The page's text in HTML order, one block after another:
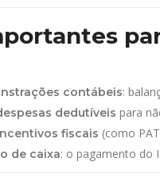
contábeis:
dedutíveis para
fiscais (como
de caixa: o pagamento do